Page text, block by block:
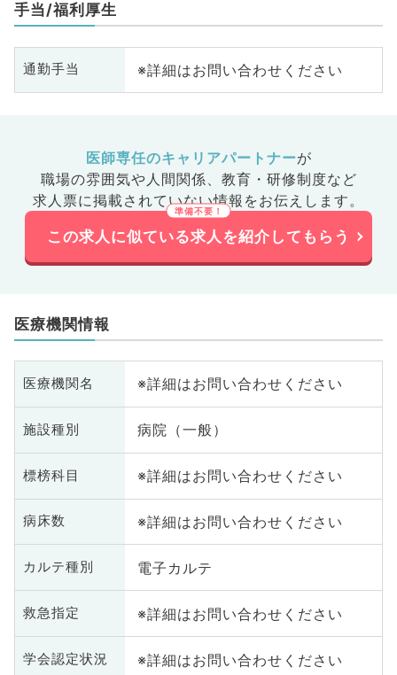
手当/福利厚生
通勤手当 ※詳細はお問い合わせください
医師専任のキャリアパートナーが
職場の雰囲気や人間関係、 教育・研修制度など
求人票に掲載されていない情報をお伝えします。
この求人に似ている求人を紹介してもらう
医療機関情報
医療機関名 ※詳細はお問い合わせください
施設種別 病院（一般）
標榜科目 ※詳細はお問い合わせください
病床数 ※詳細はお問い合わせください
カルテ種別 電子カルテ
救急指定 ※詳細はお問い合わせください
学会認定状況 ※詳細はお問い合わせください